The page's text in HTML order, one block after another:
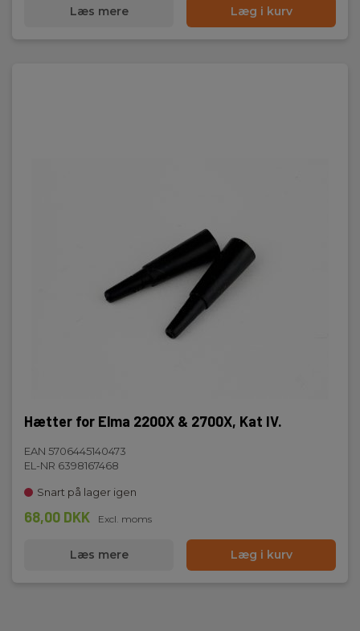
Læs mere Læg i kurv
Hætter for Elma 2200X & 2700X, Kat IV.
EAN 5706445140473
EL-NR 6398167468
Snart på lager igen
68,00 DKK Excl. moms
Læs mere Læg i kurv